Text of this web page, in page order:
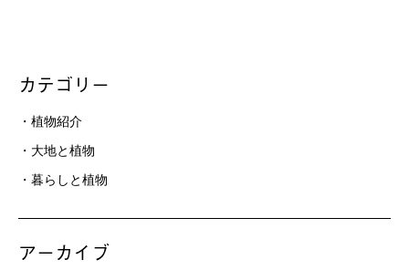
カテゴリー
植物紹介
大地と植物
暮らしと植物
アーカイブ